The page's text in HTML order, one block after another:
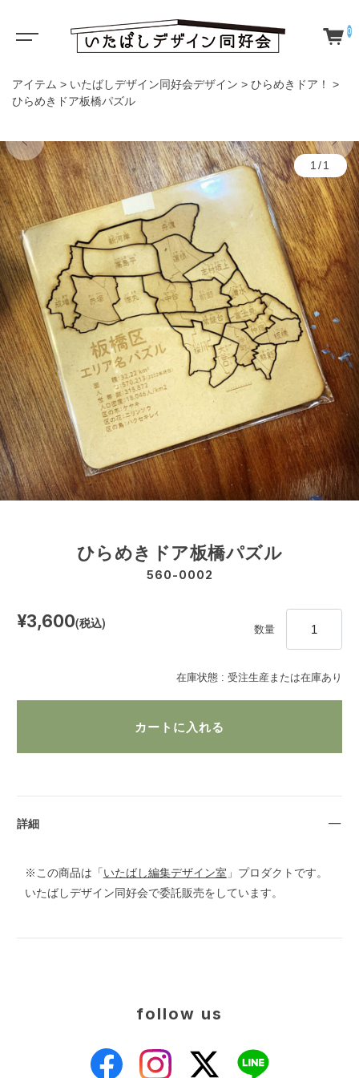
0
アイテム > いたばしデザイン同好会デザイン > ひらめきドア！
>
ひらめきドア板橋パズル
1/1
ひらめきドア板橋パズル
560-0002
在庫状態 : 受注生産または在庫あり
¥3,600(税込) 数量
詳細
※この商品は「いたばし編集デザイン室 」プロダクトです。
いたばしデザイン同好会で委託販売をしています。
follow us